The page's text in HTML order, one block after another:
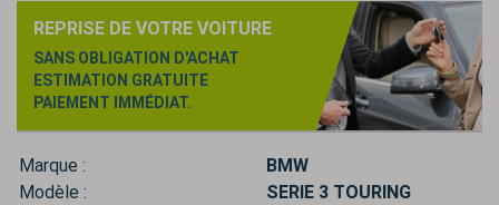
REPRISE DE VOTRE VOITURE
SANS OBLIGATION D'ACHAT
ESTIMATION GRATUITE
PAIEMENT IMMÉDIAT.
Marque :
BMW
Modèle :
SERIE 3 TOURING